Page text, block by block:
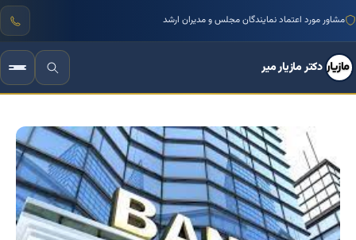
مشاور مورد اعتماد نمایندگان مجلس و مدیران ارشد
دکتر مازیار میر